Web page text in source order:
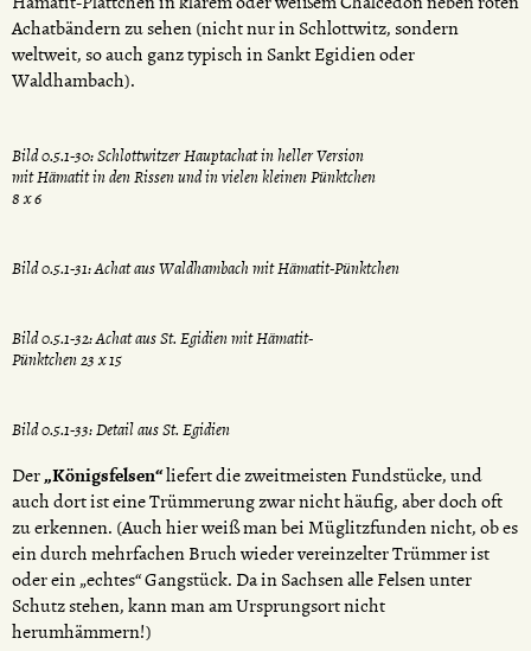
Achatbändern zu sehen (nicht nur in Schlottwitz, sondern
weltweit, so auch ganz typisch in Sankt Egidien oder
Waldhambach).
Bild 0.5.1-30: Schlottwitzer Hauptachat in heller Version
mit Hämatit in den Rissen und in vielen kleinen Pünktchen
8 x 6
Bild 0.5.1-31: Achat aus Waldhambach mit Hämatit-Pünktchen
Bild 0.5.1-32: Achat aus St. Egidien mit Hämatit-
Pünktchen 23 x 15
Bild 0.5.1-33: Detail aus St. Egidien
Der„Königsfelsen“liefert die zweitmeisten Fundstücke, und
auch dort ist eine Trümmerung zwar nicht häufig, aber doch oft
zu erkennen. (Auch hier weiß man bei Müglitzfunden nicht, ob es
ein durch mehrfachen Bruch wieder vereinzelter Trümmer ist
oder ein „echtes“ Gangstück. Da in Sachsen alle Felsen unter
Schutz stehen, kann man am Ursprungsort nicht
herumhämmern!)